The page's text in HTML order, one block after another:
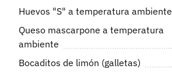
Huevos "S" a temperatura ambiente
Queso mascarpone a temperatura
ambiente
Bocaditos de limón (galletas)